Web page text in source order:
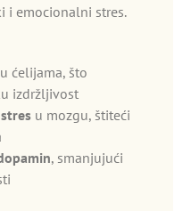
i emocionalni stres.
u ćelijama, što
izdržljivost
u mozgu, štiteći
, smanjujući